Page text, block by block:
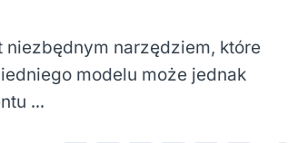
narzędziem, które
modelu może jednak
…